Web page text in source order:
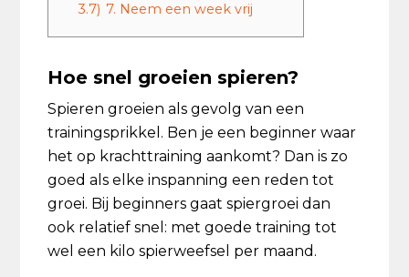
3.7) 7. Neem een week vrij
Hoe snel groeien spieren?
Spieren groeien als gevolg van een
trainingsprikkel. Ben je een beginner waar
het op krachttraining aankomt? Dan is zo
goed als elke inspanning een reden tot
groei. Bij beginners gaat spiergroei dan
ook relatief snel: met goede training tot
wel een kilo spierweefsel per maand.